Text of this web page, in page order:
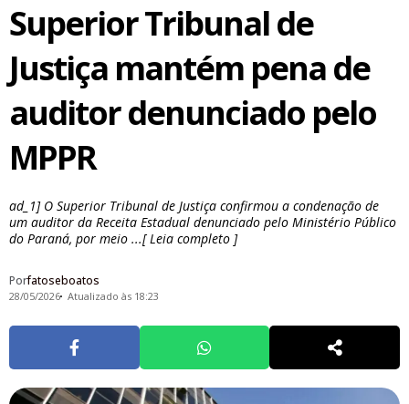
Superior Tribunal de
Justiça mantém pena de
auditor denunciado pelo
MPPR
ad_1] O Superior Tribunal de Justiça confirmou a condenação de
um auditor da Receita Estadual denunciado pelo Ministério Público
do Paraná, por meio ...[ Leia completo ]
Porfatoseboatos
28/05/2026 Atualizado às 18:23